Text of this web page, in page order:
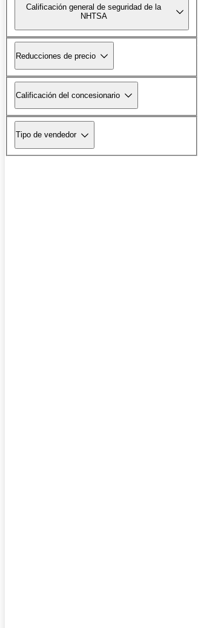
Calificación general de seguridad de la
NHTSA
Reducciones de precio
Calificación del concesionario
Tipo de vendedor